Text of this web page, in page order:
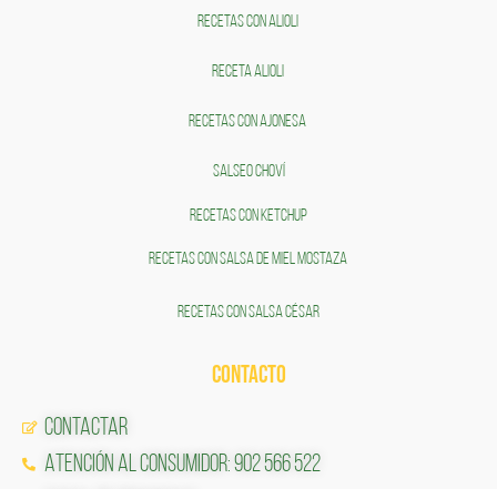
RECETAS CON ALIOLI
RECETA ALIOLI
RECETAS CON AJONESA
SALSEO CHOVÍ
RECETAS CON KETCHUP
RECETAS CON SALSA DE MIEL MOSTAZA
RECETAS CON SALSA CÉSAR
CONTACTO
Contactar
Atención al Consumidor: 902 566 522